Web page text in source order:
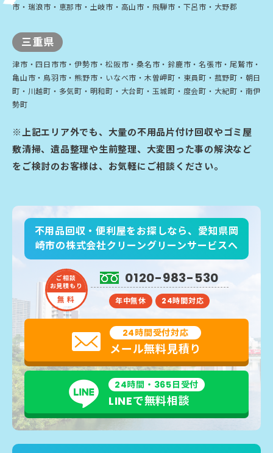
市・瑞浪市・恵那市・土岐市・高山市・飛騨市・下呂市・大野郡
三重県
津市・四日市市・伊勢市・松阪市・桑名市・鈴鹿市・名張市・尾鷲市・
亀山市・鳥羽市・熊野市・いなべ市・木曽岬町・東員町・菰野町・朝日
町・川越町・多気町・明和町・大台町・玉城町・度会町・大紀町・南伊
勢町
※上記エリア外でも、大量の不用品片付け回収やゴミ屋
敷清掃、遺品整理や生前整理、大変困った事の解決など
をご検討のお客様は、お気軽にご相談ください。
不用品回収・便利屋をお探しなら、愛知県岡
崎市の株式会社クリーングリーンサービスへ
ご相談
お見積もり
無 料
0120-983-530
年中無休 24時間対応
24時間受付対応
メール無料見積り
24時間・365日受付
LINEで無料相談